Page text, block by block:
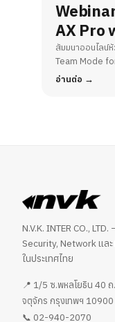
AX Pro
Team
สัมมนาออนไลน์
Team Mode
อ่านต่อ
N.V.K. INTER CO.,
Security, Network และ
ในประเทศไทย
📍 1/5 ซ.พหลโยธิน 40 ถ
จตุจักร กรุงเทพฯ 10900
📞 02-940-2070